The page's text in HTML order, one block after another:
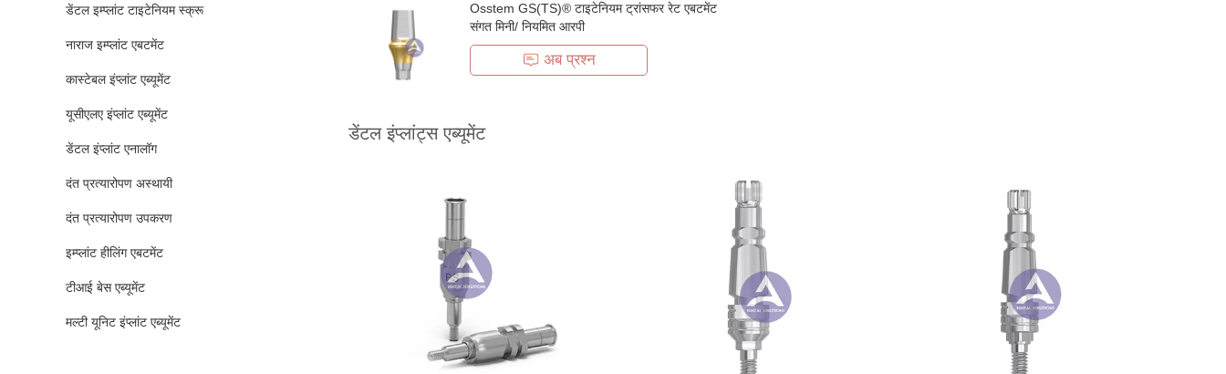
डेंटल इम्प्लांट टाइटेनियम स्क्रू
नाराज इम्प्लांट एबटमेंट
कास्टेबल इंप्लांट एब्यूमेंट
यूसीएलए इंप्लांट एब्यूमेंट
डेंटल इंप्लांट एनालॉग
दंत प्रत्यारोपण अस्थायी
दंत प्रत्यारोपण उपकरण
इम्प्लांट हीलिंग एबटमेंट
टीआई बेस एब्यूमेंट
मल्टी यूनिट इंप्लांट एब्यूमेंट
Osstem GS(TS)® टाइटेनियम ट्रांसफर रेट एबटमेंट
संगत मिनी/ नियमित आरपी
अब प्रश्न
डेंटल इंप्लांट्स एब्यूमेंट